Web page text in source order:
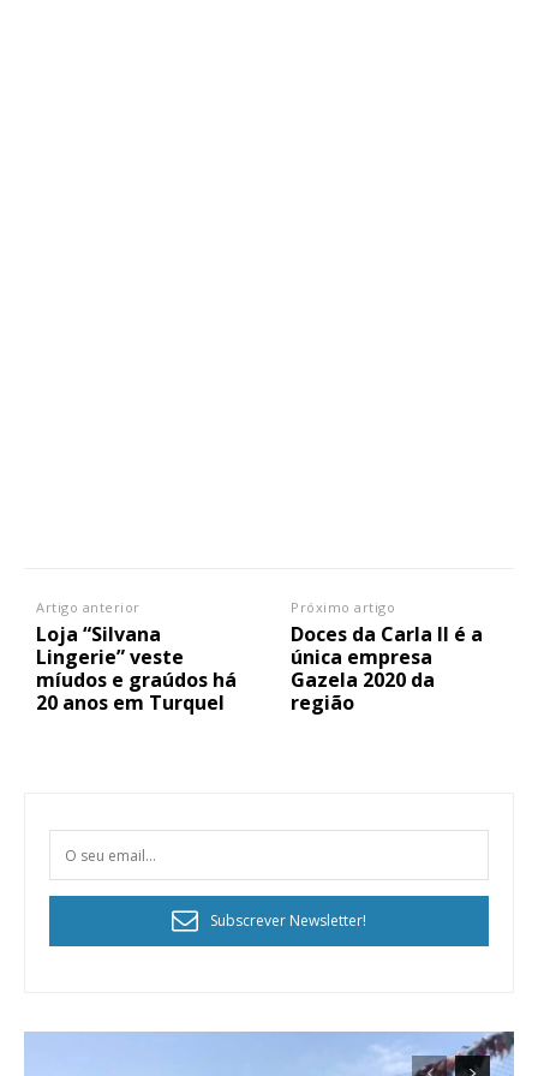
Artigo anterior
Loja “Silvana
Lingerie” veste
míudos e graúdos há
20 anos em Turquel
Próximo artigo
Doces da Carla II é a
única empresa
Gazela 2020 da
região
Subscrever Newsletter!